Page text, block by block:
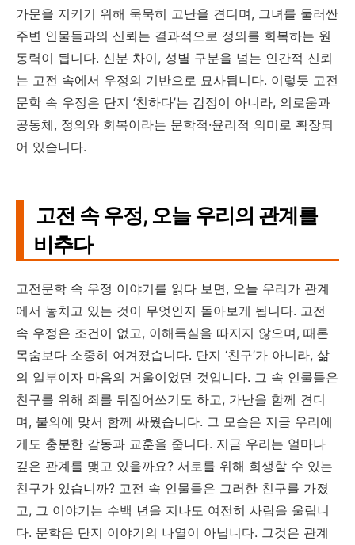
가문을 지키기 위해 묵묵히 고난을 견디며, 그녀를 둘러싼
주변 인물들과의 신뢰는 결과적으로 정의를 회복하는 원
동력이 됩니다. 신분 차이, 성별 구분을 넘는 인간적 신뢰
는 고전 속에서 우정의 기반으로 묘사됩니다. 이렇듯 고전
문학 속 우정은 단지 ‘친하다’는 감정이 아니라, 의로움과
공동체, 정의와 회복이라는 문학적·윤리적 의미로 확장되
어 있습니다.
고전 속 우정, 오늘 우리의 관계를
비추다
고전문학 속 우정 이야기를 읽다 보면, 오늘 우리가 관계
에서 놓치고 있는 것이 무엇인지 돌아보게 됩니다. 고전
속 우정은 조건이 없고, 이해득실을 따지지 않으며, 때론
목숨보다 소중히 여겨졌습니다. 단지 ‘친구’가 아니라, 삶
의 일부이자 마음의 거울이었던 것입니다. 그 속 인물들은
친구를 위해 죄를 뒤집어쓰기도 하고, 가난을 함께 견디
며, 불의에 맞서 함께 싸웠습니다. 그 모습은 지금 우리에
게도 충분한 감동과 교훈을 줍니다. 지금 우리는 얼마나
깊은 관계를 맺고 있을까요? 서로를 위해 희생할 수 있는
친구가 있습니까? 고전 속 인물들은 그러한 친구를 가졌
고, 그 이야기는 수백 년을 지나도 여전히 사람을 울립니
다. 문학은 단지 이야기의 나열이 아닙니다. 그것은 관계